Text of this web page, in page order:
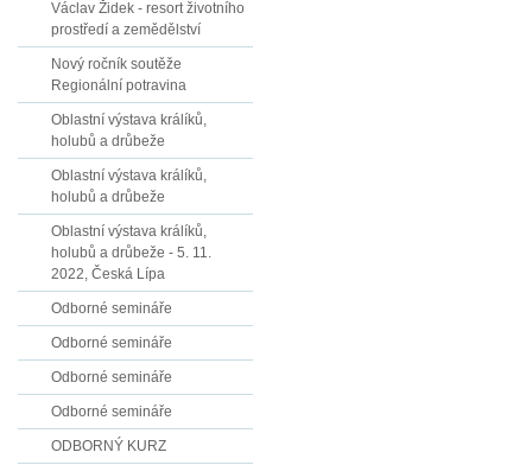
Václav Židek - resort životního
prostředí a zemědělství
Nový ročník soutěže
Regionální potravina
Oblastní výstava králíků,
holubů a drůbeže
Oblastní výstava králíků,
holubů a drůbeže
Oblastní výstava králíků,
holubů a drůbeže - 5. 11.
2022, Česká Lípa
Odborné semináře
Odborné semináře
Odborné semináře
Odborné semináře
ODBORNÝ KURZ